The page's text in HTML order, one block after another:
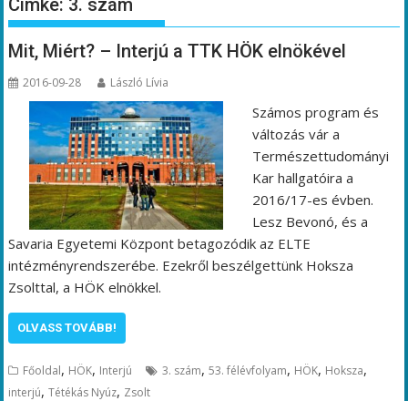
Címke: 3. szám
Mit, Miért? – Interjú a TTK HÖK elnökével
2016-09-28 László Lívia
Számos program és
változás vár a
Természettudományi
Kar hallgatóira a
2016/17-es évben.
Lesz Bevonó, és a
Savaria Egyetemi Központ betagozódik az ELTE
intézményrendszerébe. Ezekről beszélgettünk Hoksza
Zsolttal, a HÖK elnökkel.
OLVASS TOVÁBB!
Főoldal, HÖK, Interjú 3. szám,53. félévfolyam, HÖK, Hoksza,
interjú,Tétékás Nyúz, Zsolt